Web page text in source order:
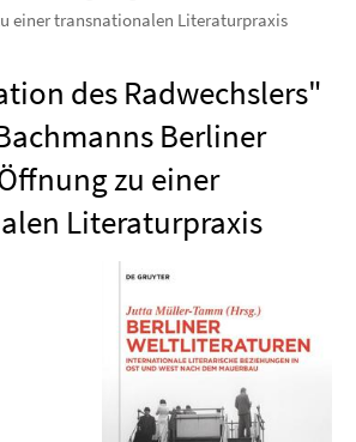
einer transnationalen Literaturpraxis
des Radwechslers"
Berliner
zu einer
Literaturpraxis